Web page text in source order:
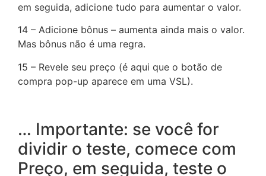
em seguida, adicione tudo para aumentar o valor.
14 – Adicione bônus – aumenta ainda mais o valor.
Mas bônus não é uma regra.
15 – Revele seu preço (é aqui que o botão de
compra pop-up aparece em uma VSL).
… Importante: se você for
dividir o teste, comece com
Preço, em seguida, teste o